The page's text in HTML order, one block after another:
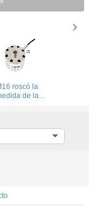
roscó la
de la
1000N